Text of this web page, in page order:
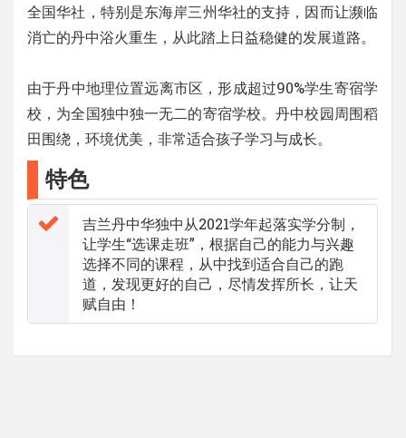
全国华社，特别是东海岸三州华社的支持，因而让濒临
消亡的丹中浴火重生，从此踏上日益稳健的发展道路。
由于丹中地理位置远离市区，形成超过90%学生寄宿学
校，为全国独中独一无二的寄宿学校。丹中校园周围稻
田围绕，环境优美，非常适合孩子学习与成长。
特色
吉兰丹中华独中从2021学年起落实学分制，
让学生“选课走班”，根据自己的能力与兴趣
选择不同的课程，从中找到适合自己的跑
道，发现更好的自己，尽情发挥所长，让天
赋自由！